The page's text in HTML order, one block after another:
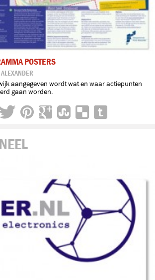
POSTERS
aangegeven wordt wat en waar actiepunten
gaan worden.